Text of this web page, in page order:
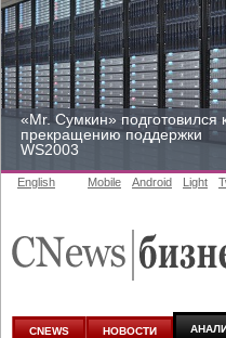
«Mr. Сумкин» подготовился
прекращению поддержки
WS2003
к аналитике
English Mobile Android Light
CNEWS НОВОСТИ